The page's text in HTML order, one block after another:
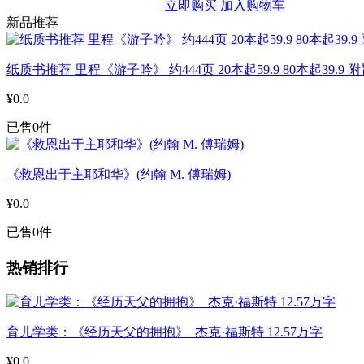
立即购买 加入购物车
新品推荐
纸质书推荐 里程《游子吟》 约444页 20本起59.9 80本起39.9
¥0.0
已售0件
《救恩出于主耶和华》(约翰 M. 傅瑞姆)
¥0.0
已售0件
热销排行
育儿学类：《经历天父的拥抱》 杰克·福斯特 12.57万字
¥0.0